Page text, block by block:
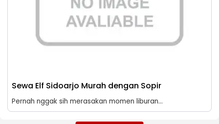
Sewa Elf Sidoarjo Murah dengan Sopir
Pernah nggak sih merasakan momen liburan...